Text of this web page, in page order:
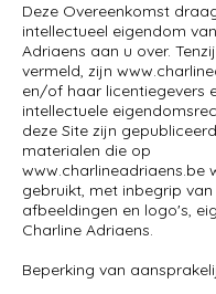
Deze Overeenkomst
intellectueel eigendom
Adriaens aan u over.
vermeld, zijn
en/of haar licentiegevers
intellectuele
deze Site zijn
materialen die op
www.charlineadriaens.be
gebruikt, met inbegrip van
afbeeldingen en logo's,
Charline Adriaens.
Beperking van